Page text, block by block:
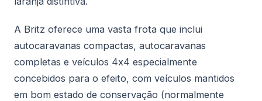
A Britz oferece uma vasta frota que inclui
autocaravanas compactas, autocaravanas
completas e veículos 4x4 especialmente
concebidos para o efeito, com veículos mantidos
em bom estado de conservação (normalmente